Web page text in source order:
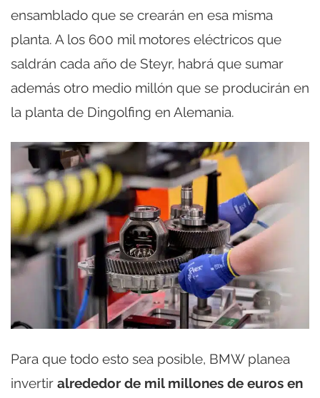
ensamblado que se crearán en esa misma
planta. A los 600 mil motores eléctricos que
saldrán cada año de Steyr, habrá que sumar
además otro medio millón que se producirán en
la planta de Dingolfing en Alemania.
Para que todo esto sea posible, BMW planea
invertir alrededor de mil millones de euros en